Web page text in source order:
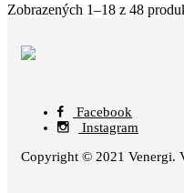
Zobrazených 1–18 z 48
Facebook
Instagram
Copyright © 2021 Venergi.